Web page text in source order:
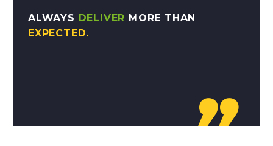
ALWAYS DELIVER MORE THAN
EXPECTED.
